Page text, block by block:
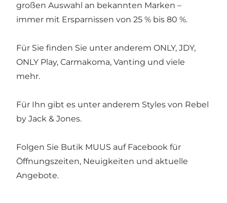
großen Auswahl an bekannten Marken –
immer mit Ersparnissen von 25 % bis 80 %.
Für Sie finden Sie unter anderem ONLY, JDY,
ONLY Play, Carmakoma, Vanting und viele
mehr.
Für Ihn gibt es unter anderem Styles von Rebel
by Jack & Jones.
Folgen Sie Butik MUUS auf Facebook für
Öffnungszeiten, Neuigkeiten und aktuelle
Angebote.